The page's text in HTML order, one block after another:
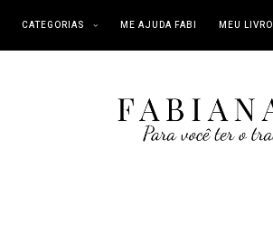
CATEGORIAS ME AJUDA FABI MEU LIVRO